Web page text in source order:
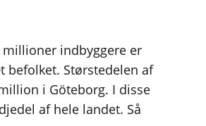
millioner indbyggere er
Størstedelen af
i Göteborg. I disse
af hele landet. Så